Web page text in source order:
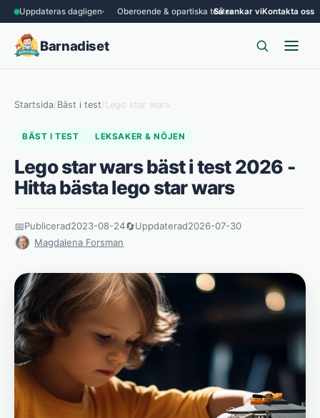
Uppdateras dagligen Oberoende & opartiska testerSå rankar viKontakta oss
Barnadiset
Startsida/Bäst i test/ Lego star wars
BÄST I TEST LEKSAKER & NÖJEN
Lego star wars bäst i test 2026 -
Hitta bästa lego star wars
📅Publicerad2023-08-24🔄Uppdaterad2026-07-30
Magdalena Forsman